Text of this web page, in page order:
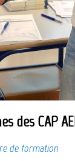
des CAP
de formation